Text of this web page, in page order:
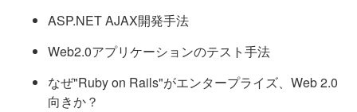
ASP.NET AJAX開発手法
Web2.0アプリケーションのテスト手法
なぜ"Ruby on Rails"がエンタープライズ、Web 2.0
向きか？